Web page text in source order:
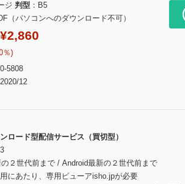
ジ 判型
B5
（パソコンへのダウンロード不可）
¥2,860
％)
5808
2020/12
ロード型配信サービス（買切型）
3
２世代前まで / Android最新の２世代前まで
にあたり、専用ビューアisho.jpが必要